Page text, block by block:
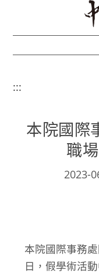
:::
本院國際
職
2023-
本院國際事務
日，假學術活